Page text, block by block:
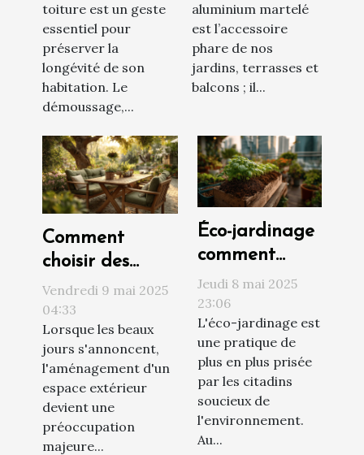
toiture ?
toiture est un geste
essentiel pour
préserver la
longévité de son
habitation. Le
démoussage,...
nos jardins en
2025 !
aluminium martelé
est l’accessoire
phare de nos
jardins, terrasses et
balcons ; il...
Comment
choisir des
meubles de
jardin durables
et
écoresponsables
Vendredi 9 mai 2025
04:33
Lorsque les beaux
jours s'annoncent,
l'aménagement d'un
espace extérieur
devient une
préoccupation
majeure...
Éco-jardinage
comment
créer un
compost
viable en
milieu urbain
Jeudi 8 mai 2025
23:06
L'éco-jardinage est
une pratique de
plus en plus prisée
par les citadins
soucieux de
l'environnement.
Au...